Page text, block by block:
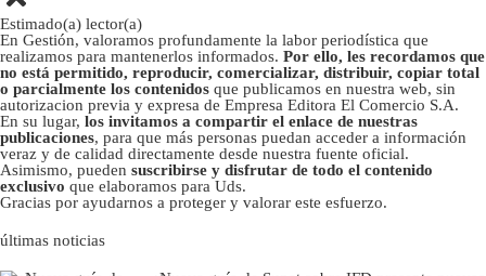
Estimado(a) lector(a)
En Gestión, valoramos profundamente la labor periodística que
realizamos para mantenerlos informados. Por ello, les recordamos que
no está permitido, reproducir, comercializar, distribuir, copiar total
o parcialmente los contenidos que publicamos en nuestra web, sin
autorizacion previa y expresa de Empresa Editora El Comercio S.A.
En su lugar, los invitamos a compartir el enlace de nuestras
publicaciones, para que más personas puedan acceder a información
veraz y de calidad directamente desde nuestra fuente oficial.
Asimismo, pueden suscribirse y disfrutar de todo el contenido
exclusivo que elaboramos para Uds.
Gracias por ayudarnos a proteger y valorar este esfuerzo.
últimas noticias